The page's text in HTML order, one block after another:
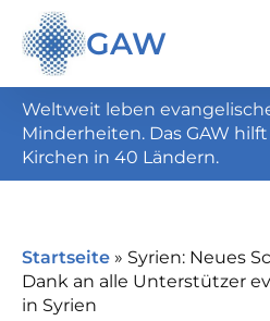
GAW
Weltweit leben
Minderheiten. Das GAW
Kirchen in 40 Ländern.
Startseite » Syrien: Neues
Dank an alle Unterstützer
in Syrien